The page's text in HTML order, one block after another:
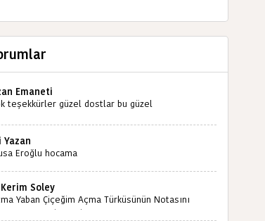
Emaneti
teşekkürler güzel dostlar bu güzel
sayesinde türkülerimiz ölmeyecektir tekrar
saygılarımla
Yazan
Eroğlu hocama
Soley
Yaban Çiçeğim Açma Türküsünün Notasını
miyiz ?İlginiz İçin Şimdiden Teşekkürler.